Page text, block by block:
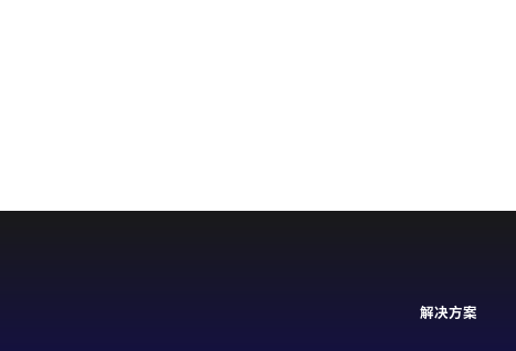
解决方案